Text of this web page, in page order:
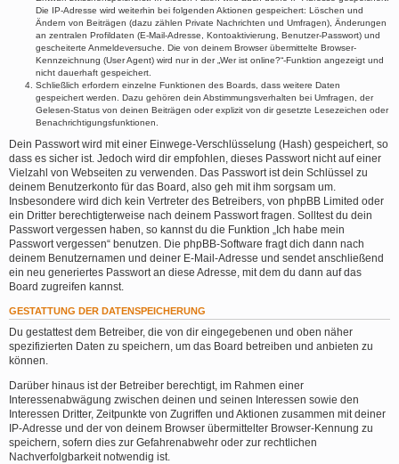
Die IP-Adresse wird weiterhin bei folgenden Aktionen gespeichert: Löschen und
Ändern von Beiträgen (dazu zählen Private Nachrichten und Umfragen), Änderungen
an zentralen Profildaten (E-Mail-Adresse, Kontoaktivierung, Benutzer-Passwort) und
gescheiterte Anmeldeversuche. Die von deinem Browser übermittelte Browser-
Kennzeichnung (User Agent) wird nur in der „Wer ist online?“-Funktion angezeigt und
nicht dauerhaft gespeichert.
Schließlich erfordern einzelne Funktionen des Boards, dass weitere Daten
gespeichert werden. Dazu gehören dein Abstimmungsverhalten bei Umfragen, der
Gelesen-Status von deinen Beiträgen oder explizit von dir gesetzte Lesezeichen oder
Benachrichtigungsfunktionen.
Dein Passwort wird mit einer Einwege-Verschlüsselung (Hash) gespeichert, so
dass es sicher ist. Jedoch wird dir empfohlen, dieses Passwort nicht auf einer
Vielzahl von Webseiten zu verwenden. Das Passwort ist dein Schlüssel zu
deinem Benutzerkonto für das Board, also geh mit ihm sorgsam um.
Insbesondere wird dich kein Vertreter des Betreibers, von phpBB Limited oder
ein Dritter berechtigterweise nach deinem Passwort fragen. Solltest du dein
Passwort vergessen haben, so kannst du die Funktion „Ich habe mein
Passwort vergessen“ benutzen. Die phpBB-Software fragt dich dann nach
deinem Benutzernamen und deiner E-Mail-Adresse und sendet anschließend
ein neu generiertes Passwort an diese Adresse, mit dem du dann auf das
Board zugreifen kannst.
GESTATTUNG DER DATENSPEICHERUNG
Du gestattest dem Betreiber, die von dir eingegebenen und oben näher
spezifizierten Daten zu speichern, um das Board betreiben und anbieten zu
können.
Darüber hinaus ist der Betreiber berechtigt, im Rahmen einer
Interessenabwägung zwischen deinen und seinen Interessen sowie den
Interessen Dritter, Zeitpunkte von Zugriffen und Aktionen zusammen mit deiner
IP-Adresse und der von deinem Browser übermittelter Browser-Kennung zu
speichern, sofern dies zur Gefahrenabwehr oder zur rechtlichen
Nachverfolgbarkeit notwendig ist.